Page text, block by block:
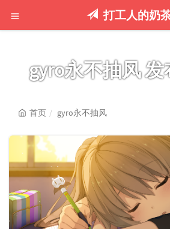
打工人的奶
gyro永不抽风
首页 gyro永不抽风